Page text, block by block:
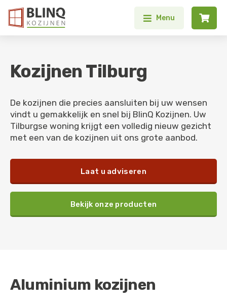
Menu 
KozijnenTilburg
De kozijnen die precies aansluiten bij uw wensen
vindt u gemakkelijk en snel bij BlinQ Kozijnen. Uw
Tilburgse woning krijgt een volledig nieuw gezicht
met een van de kozijnen uit ons grote aanbod.
Bekijk onze producten
Laat u adviseren
Aluminium kozijnen